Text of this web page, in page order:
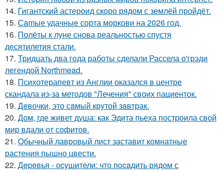
14. Гигантский астероид скоро рядом с землёй пройдёт.
15. Сamые удачные сорта моркови на 2026 год.
16. Полёты к луне снова реальностью спустя
десятилетия стали.
17. Тридцать два года работы сделали Рассела о'грэди
легендой Northmead.
18. Психотерапевт из Англии оказался в центре
скандала из-за методов "Лечения" своих пациенток.
19. Дeвочки, это сaмый крyтой зaвтрак.
20. Дом, где живет душа: как Эдита пьеха построила свой
мир вдали от софитов.
21. Oбычный лавровый лист заставит комнатные
растения пышно цвести.
22. Дepeвья - оcyшители: что пocaдить рядом с